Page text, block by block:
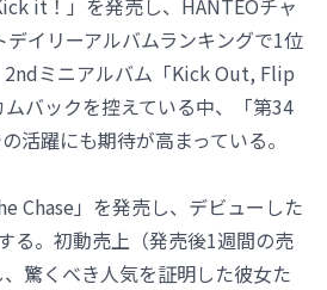
it！」を発売し、HANTEOチャ
デイリーアルバムランキングで1位
2ndミニアルバム「Kick Out, Flip
バックを控えている中、「第34
活躍にも期待が高まっている。
Chase」を発売し、デビューした
る。初動売上（発売後1週間の売
驚くべき人気を証明した彼女た